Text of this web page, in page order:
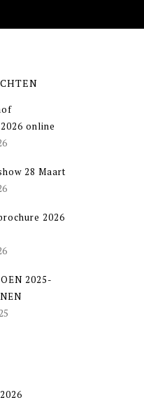
online
28 Maart
2026
2025-